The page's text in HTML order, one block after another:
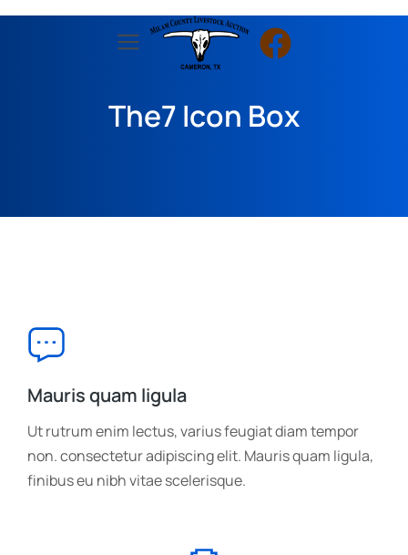
The7 Icon Box
Mauris quam ligula
Ut rutrum enim lectus, varius feugiat diam tempor
non. consectetur adipiscing elit. Mauris quam ligula,
finibus eu nibh vitae scelerisque.